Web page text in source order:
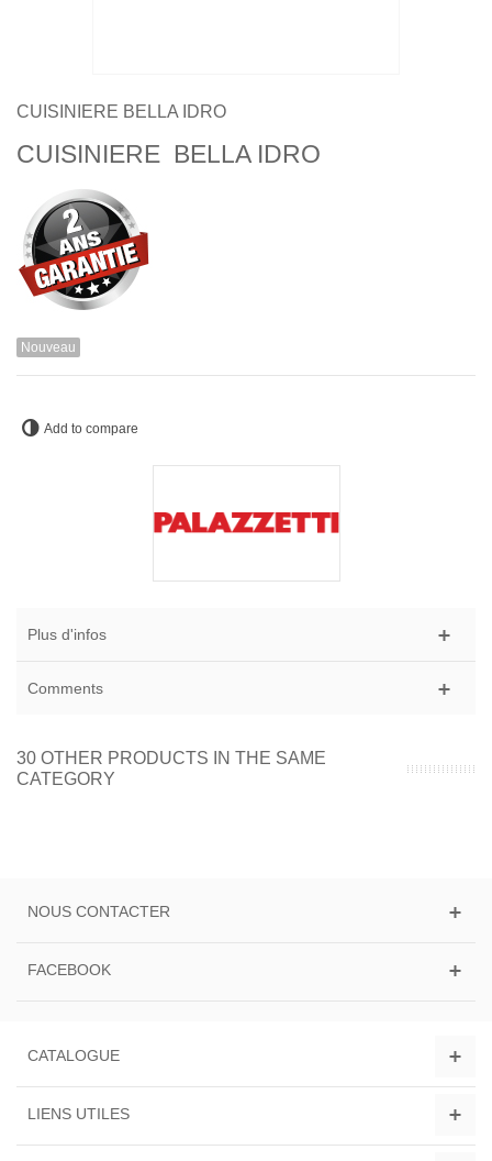
CUISINIERE BELLA IDRO
CUISINIERE BELLA IDRO
Nouveau
Add to compare
Plus d'infos
Comments
30 OTHER PRODUCTS IN THE SAME
CATEGORY
NOUS CONTACTER
FACEBOOK
CATALOGUE
LIENS UTILES